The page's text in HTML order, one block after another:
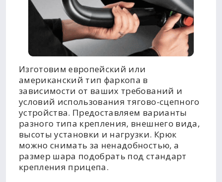
Изготовим европейский или
американский тип фаркопа в
зависимости от ваших требований и
условий использования тягово-сцепного
устройства. Предоставляем варианты
разного типа крепления, внешнего вида,
высоты установки и нагрузки. Крюк
можно снимать за ненадобностью, а
размер шара подобрать под стандарт
крепления прицепа.